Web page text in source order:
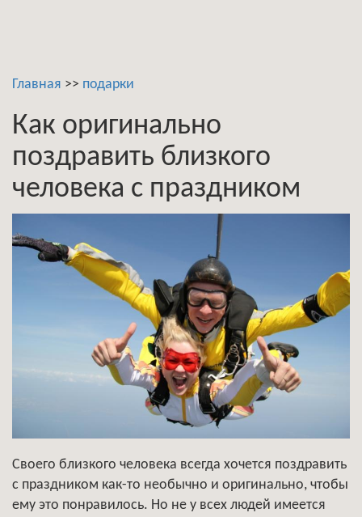
Главная >> подарки
Как оригинально
поздравить близкого
человека с праздником
Своего близкого человека всегда хочется поздравить
с праздником как-то необычно и оригинально, чтобы
ему это понравилось. Но не у всех людей имеется